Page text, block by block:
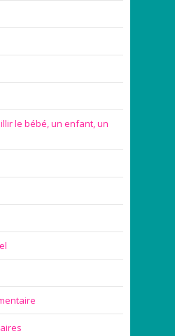
le bébé, un enfant, un